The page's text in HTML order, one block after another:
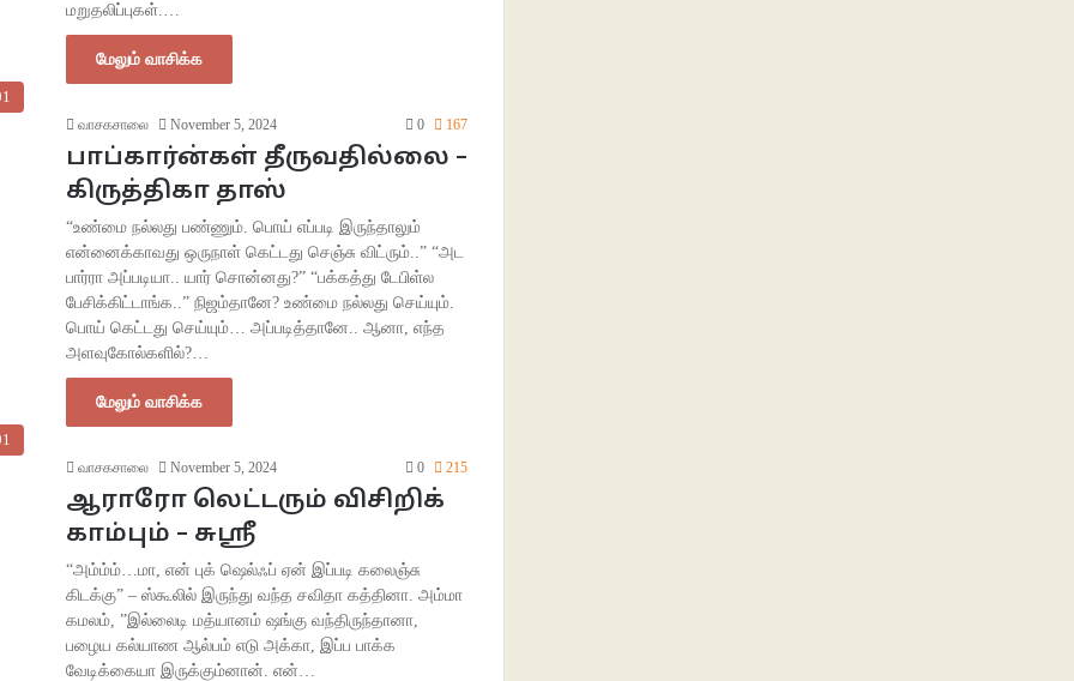
மறுதலிப்புகள்.…
மேலும் வாசிக்க
வாசகசாலை November 5, 2024 0 167
பாப்கார்ன்கள் தீருவதில்லை –
கிருத்திகா தாஸ்
“உண்மை நல்லது பண்ணும். பொய் எப்படி இருந்தாலும்
என்னைக்காவது ஒருநாள் கெட்டது செஞ்சு விட்ரும்..” “அட
பார்ரா அப்படியா.. யார் சொன்னது?” “பக்கத்து டேபிள்ல
பேசிக்கிட்டாங்க..” நிஜம்தானே? உண்மை நல்லது செய்யும்.
பொய் கெட்டது செய்யும்… அப்படித்தானே.. ஆனா, எந்த
அளவுகோல்களில்?…
மேலும் வாசிக்க
வாசகசாலை November 5, 2024 0 215
ஆராரோ லெட்டரும் விசிறிக்
காம்பும் – சுஶ்ரீ
“அம்ம்ம்…மா, என் புக் ஷெல்ஃப் ஏன் இப்படி கலைஞ்சு
கிடக்கு” – ஸ்கூலில் இருந்து வந்த சவிதா கத்தினா. அம்மா
கமலம், ”இல்லைடி மத்யானம் ஷங்கு வந்திருந்தானா,
பழைய கல்யாண ஆல்பம் எடு அக்கா, இப்ப பாக்க
வேடிக்கையா இருக்கும்னான். என்…